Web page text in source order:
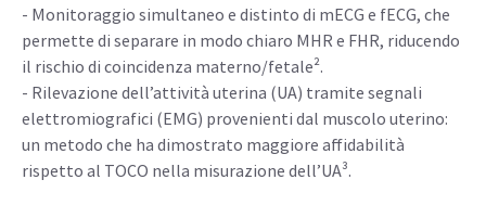
- Monitoraggio simultaneo e distinto di mECG e fECG, che
permette di separare in modo chiaro MHR e FHR, riducendo
il rischio di coincidenza materno/fetale².
- Rilevazione dell’attività uterina (UA) tramite segnali
elettromiografici (EMG) provenienti dal muscolo uterino:
un metodo che ha dimostrato maggiore affidabilità
rispetto al TOCO nella misurazione dell’UA³.